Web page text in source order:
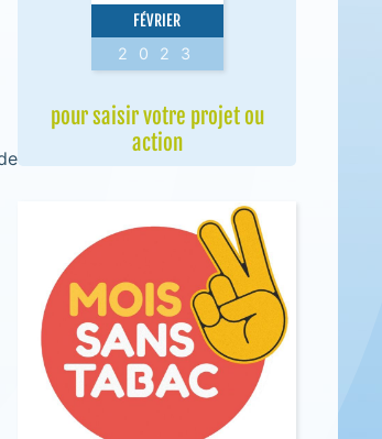
FÉVRIER
2023
pour saisir votre projet ou
action